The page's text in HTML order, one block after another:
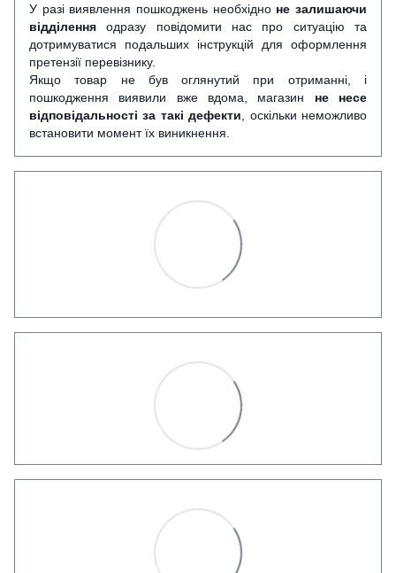
У разі виявлення пошкоджень необхідно не залишаючи
відділення одразу повідомити нас про ситуацію та
дотримуватися подальших інструкцій для оформлення
претензії перевізнику.
Якщо товар не був оглянутий при отриманні, і
пошкодження виявили вже вдома, магазин не несе
відповідальності за такі дефекти, оскільки неможливо
встановити момент їх виникнення.